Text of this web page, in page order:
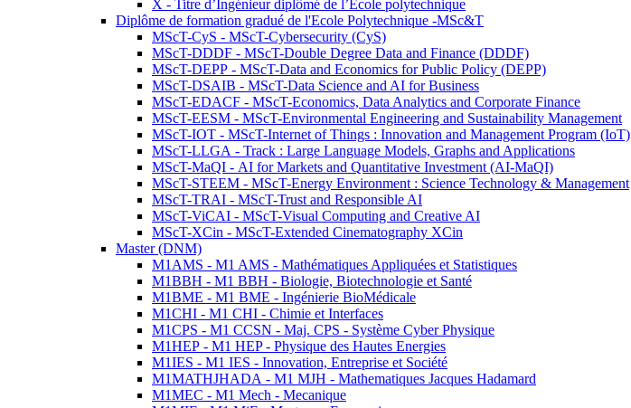
X - Titre d’Ingénieur diplômé de l’École polytechnique
Diplôme de formation gradué de l'Ecole Polytechnique -MSc&T
MScT-CyS - MScT-Cybersecurity (CyS)
MScT-DDDF - MScT-Double Degree Data and Finance (DDDF)
MScT-DEPP - MScT-Data and Economics for Public Policy (DEPP)
MScT-DSAIB - MScT-Data Science and AI for Business
MScT-EDACF - MScT-Economics, Data Analytics and Corporate Finance
MScT-EESM - MScT-Environmental Engineering and Sustainability Management
MScT-IOT - MScT-Internet of Things : Innovation and Management Program (IoT)
MScT-LLGA - Track : Large Language Models, Graphs and Applications
MScT-MaQI - AI for Markets and Quantitative Investment (AI-MaQI)
MScT-STEEM - MScT-Energy Environment : Science Technology & Management
MScT-TRAI - MScT-Trust and Responsible AI
MScT-ViCAI - MScT-Visual Computing and Creative AI
MScT-XCin - MScT-Extended Cinematography XCin
Master (DNM)
M1AMS - M1 AMS - Mathématiques Appliquées et Statistiques
M1BBH - M1 BBH - Biologie, Biotechnologie et Santé
M1BME - M1 BME - Ingénierie BioMédicale
M1CHI - M1 CHI - Chimie et Interfaces
M1CPS - M1 CCSN - Maj. CPS - Système Cyber Physique
M1HEP - M1 HEP - Physique des Hautes Energies
M1IES - M1 IES - Innovation, Entreprise et Société
M1MATHJHADA - M1 MJH - Mathematiques Jacques Hadamard
M1MEC - M1 Mech - Mecanique